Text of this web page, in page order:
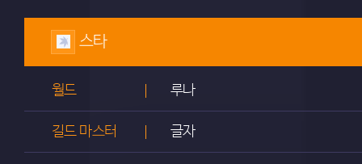
스타
월드 루나
길드 마스터 글자